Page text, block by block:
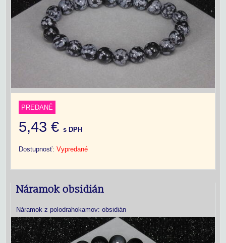
PREDANÉ
5,43 € s DPH
Dostupnosť: Vypredané
Náramok obsidián
Náramok z polodrahokamov: obsidián